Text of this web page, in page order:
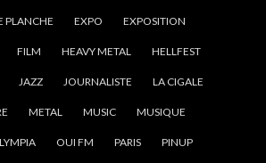
PLANCHE EXPO EXPOSITION
FILM HEAVY METAL HELLFEST
JAZZ JOURNALISTE LA CIGALE
METAL MUSIC MUSIQUE
OUI FM PARIS PINUP